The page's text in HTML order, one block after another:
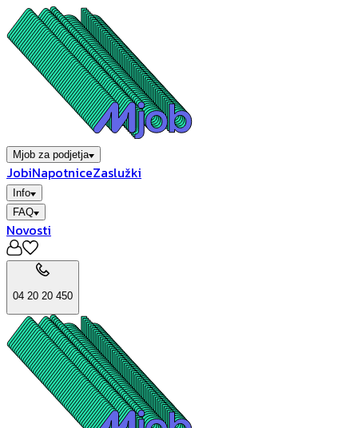
Mjob za podjetja
JobiNapotniceZaslužki
Info
FAQ
Novosti
04 20 20 450